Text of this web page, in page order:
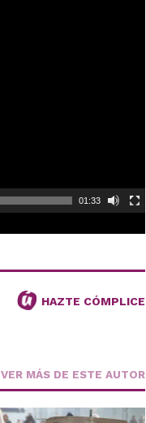
01:33
HAZTE CÓMPLICE
VER MÁS DE ESTE AUTOR